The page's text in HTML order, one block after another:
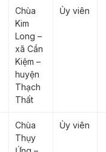
Chùa
Kim
Long –
xã Cần
Kiệm –
huyện
Thạch
Thất
Ủy viên
Chùa
Thụy
Ủy viên